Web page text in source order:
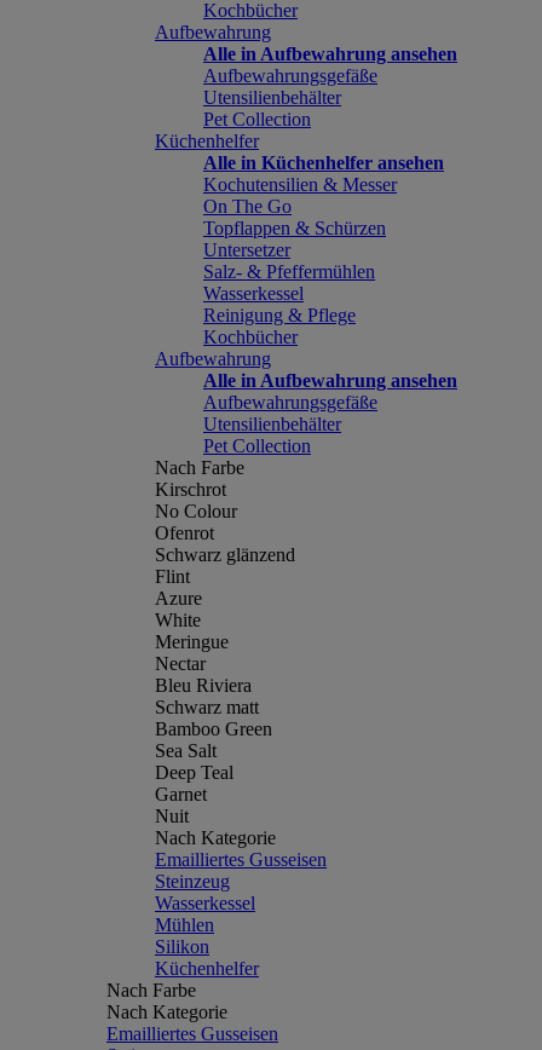
Kochbücher
Aufbewahrung
Alle in Aufbewahrung ansehen
Aufbewahrungsgefäße
Utensilienbehälter
Pet Collection
Küchenhelfer
Alle in Küchenhelfer ansehen
Kochutensilien & Messer
On The Go
Topflappen & Schürzen
Untersetzer
Salz- & Pfeffermühlen
Wasserkessel
Reinigung & Pflege
Kochbücher
Aufbewahrung
Alle in Aufbewahrung ansehen
Aufbewahrungsgefäße
Utensilienbehälter
Pet Collection
Nach Farbe
Kirschrot
No Colour
Ofenrot
Schwarz glänzend
Flint
Azure
White
Meringue
Nectar
Bleu Riviera
Schwarz matt
Bamboo Green
Sea Salt
Deep Teal
Garnet
Nuit
Nach Kategorie
Emailliertes Gusseisen
Steinzeug
Wasserkessel
Mühlen
Silikon
Küchenhelfer
Nach Farbe
Nach Kategorie
Emailliertes Gusseisen